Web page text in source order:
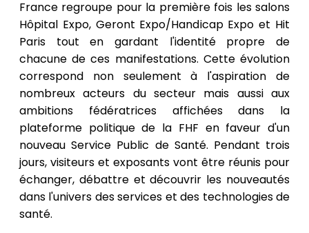
France regroupe pour la première fois les salons
Hôpital Expo, Geront Expo/Handicap Expo et Hit
Paris tout en gardant l'identité propre de
chacune de ces manifestations. Cette évolution
correspond non seulement à l'aspiration de
nombreux acteurs du secteur mais aussi aux
ambitions fédératrices affichées dans la
plateforme politique de la FHF en faveur d'un
nouveau Service Public de Santé. Pendant trois
jours, visiteurs et exposants vont être réunis pour
échanger, débattre et découvrir les nouveautés
dans l'univers des services et des technologies de
santé.